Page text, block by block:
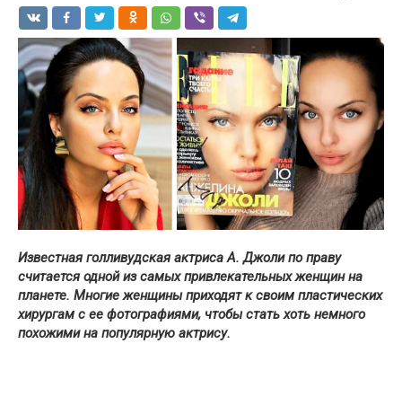
Известная голливудская актриса А. Джоли по праву
считается одной из самых привлекательных женщин на
планете. Многие женщины приходят к своим пластических
хирургам с ее фотографиями, чтобы стать хоть немного
похожими на популярную актрису.